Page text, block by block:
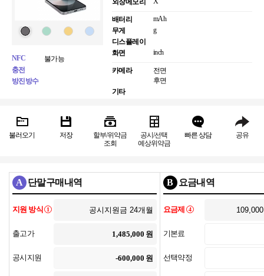
NFC
불가능
충전
방진방수
외장메모리
배터리
mAh
무게
g
디스플레이
화면
inch
카메라
전면
후면
기타
불러오기 저장
할부/위약금
조회
공시/선택
예상위약금
빠른 상담 공유
A 단말구매내역
지원 방식 1
출고가 원
공시지원 원
B 요금내역
요금제 4
기본료
선택약정